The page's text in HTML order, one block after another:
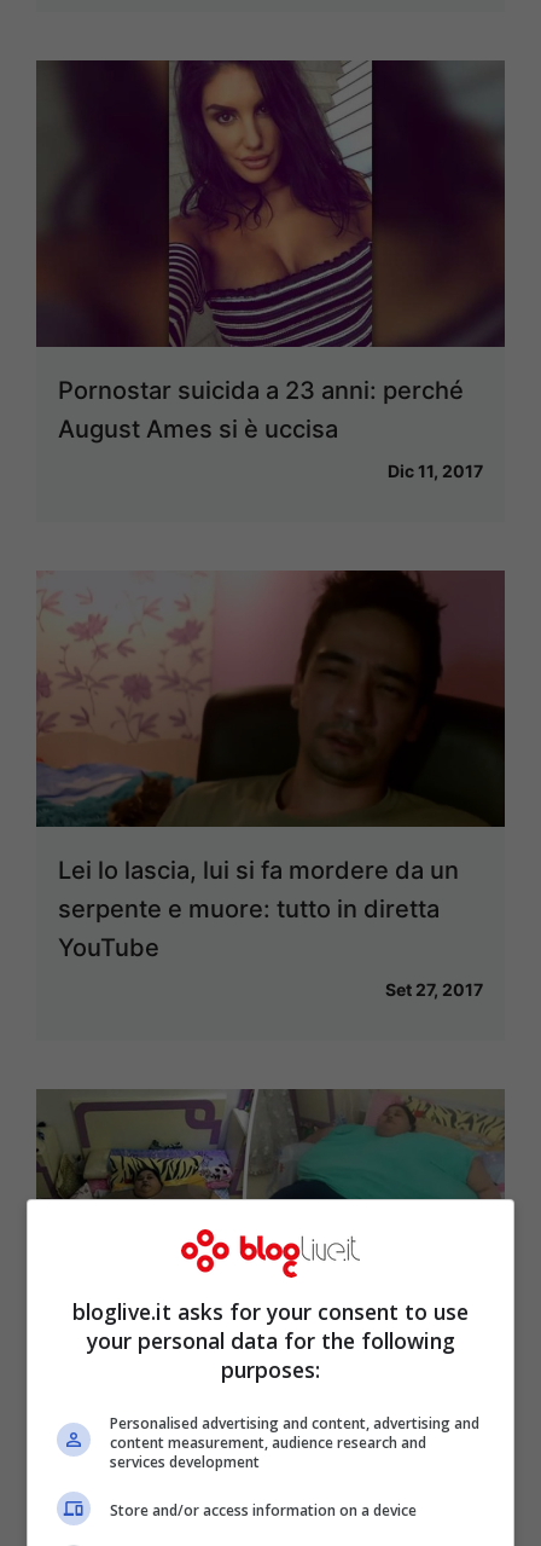
Pornostar suicida a 23 anni: perché
August Ames si è uccisa
Dic 11, 2017
Lei lo lascia, lui si fa mordere da un
serpente e muore: tutto in diretta
YouTube
Set 27, 2017
Eman Ahmed Abd El Aty, morta la
donna più grassa: pesava 500 chili
bloglive.it asks for your consent to use
your personal data for the following
purposes:
Personalised advertising and content, advertising and
content measurement, audience research and
services development
Store and/or access information on a device